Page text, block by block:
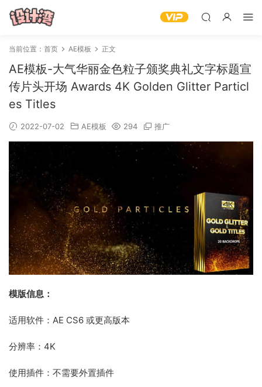
当前位置： 首页 AE模板 正文
AE模板-大气华丽金色粒子颁奖典礼文字标题宣
传片头开场 Awards 4K Golden Glitter Particl
es Titles
2022-07-02 AE模板 294 推广
模版信息：
适用软件：AE CS6 或更高版本
分辨率：4K
使用插件：不需要外置插件